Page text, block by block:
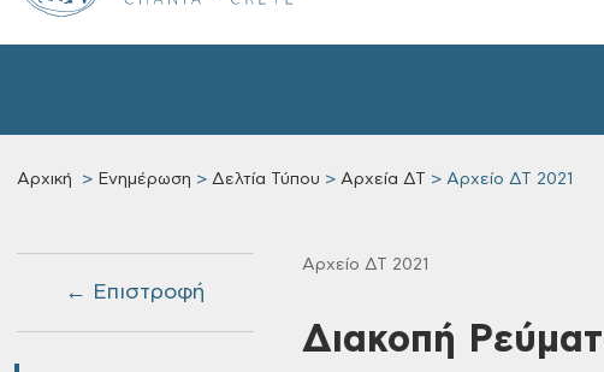
Αρχική Ενημέρωση Δελτία Τύπου Αρχεία ΔΤ Αρχείο ΔΤ 2021
← Επιστροφή
Αρχείο ΔΤ 2021
Διακοπή